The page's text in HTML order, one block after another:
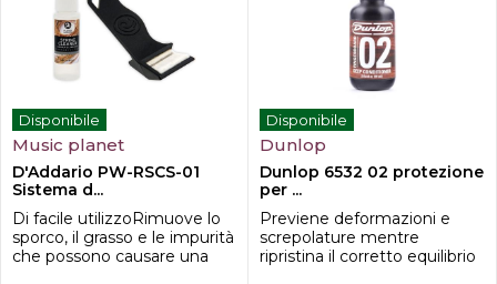
Disponibile
Music planet
D'Addario PW-RSCS-01
Sistema d...
Di facile utilizzoRimuove lo
sporco, il grasso e le impurità
che possono causare una
Disponibile
Dunlop
Dunlop 6532 02 protezione
per ...
Previene deformazioni e
screpolature mentre
ripristina il corretto equilibrio